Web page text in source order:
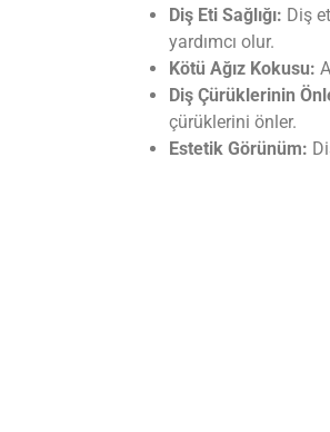
Diş Eti Sağlığı: Diş
yardımcı olur.
Kötü Ağız Kokusu:
Diş Çürüklerinin
çürüklerini önler.
Estetik Görünüm: